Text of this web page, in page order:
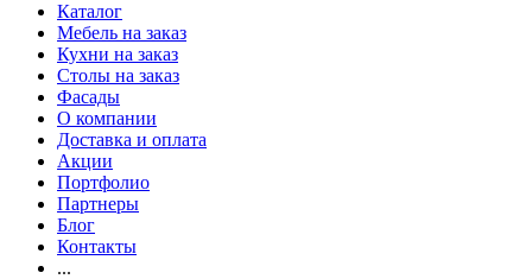
Каталог
Мебель на заказ
Кухни на заказ
Столы на заказ
Фасады
О компании
Доставка и оплата
Акции
Портфолио
Партнеры
Блог
Контакты
...